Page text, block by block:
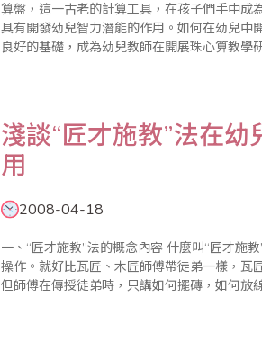
算盤，這一古老的計算工具，在孩子們手中成
具有開發幼兒智力潛能的作用。如何在幼兒中
良好的基礎，成為幼兒教師在開展珠心算教學
淺談“匠才施教”法在
用
2008-04-18
一、“匠才施教”法的概念內容 什麼叫“匠才施教”呢？即在教學過程中不講算理算法的理論知識，只注重實際
操作。就好比瓦匠、木匠師傅帶徒弟一樣，瓦
但師傅在傳授徒弟時，只講如何擺磚，如何放